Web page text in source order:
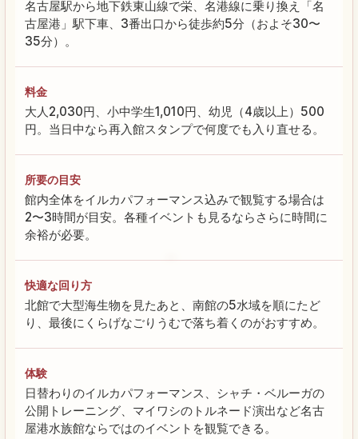
名古屋駅から地下鉄東山線で栄、名港線に乗り換え「名
古屋港」駅下車、3番出口から徒歩約5分（およそ30〜
35分）。
料金
大人2,030円、小中学生1,010円、幼児（4歳以上）500
円。当日中なら再入館スタンプで何度でも入り直せる。
所要の目安
館内全体をイルカパフォーマンス込みで観覧する場合は
2〜3時間が目安。各種イベントも見るならさらに時間に
余裕が必要。
快適な回り方
北館で大型海生物を見たあと、南館の5水域を順にたど
り、最後にくらげなごりうむで落ち着くのがおすすめ。
体験
日替わりのイルカパフォーマンス、シャチ・ベルーガの
公開トレーニング、マイワシのトルネード演出など名古
屋港水族館ならではのイベントを観覧できる。